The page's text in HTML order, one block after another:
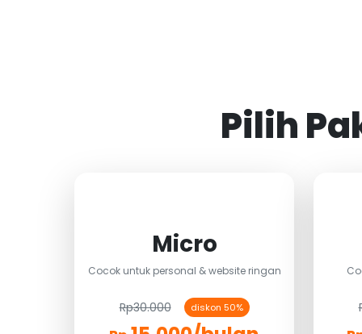
Pilih
Micro
Cocok untuk personal & website ringan
Rp30.000 diskon 50%